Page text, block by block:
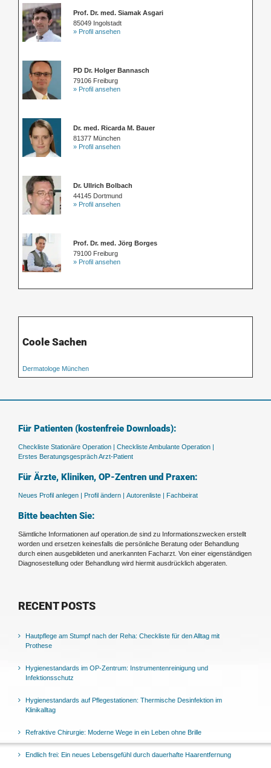
Prof. Dr. med. Siamak Asgari
85049 Ingolstadt
» Profil ansehen
PD Dr. Holger Bannasch
79106 Freiburg
» Profil ansehen
Dr. med. Ricarda M. Bauer
81377 München
» Profil ansehen
Dr. Ullrich Bolbach
44145 Dortmund
» Profil ansehen
Prof. Dr. med. Jörg Borges
79100 Freiburg
» Profil ansehen
Coole Sachen
Dermatologe München
Für Patienten (kostenfreie Downloads):
Checkliste Stationäre Operation | Checkliste Ambulante Operation |
Erstes Beratungsgespräch Arzt-Patient
Für Ärzte, Kliniken, OP-Zentren und Praxen:
Neues Profil anlegen | Profil ändern | Autorenliste | Fachbeirat
Bitte beachten Sie:
Sämtliche Informationen auf operation.de sind zu Informationszwecken erstellt
worden und ersetzen keinesfalls die persönliche Beratung oder Behandlung
durch einen ausgebildeten und anerkannten Facharzt. Von einer eigenständigen
Diagnosestellung oder Behandlung wird hiermit ausdrücklich abgeraten.
RECENT POSTS
Hautpflege am Stumpf nach der Reha: Checkliste für den Alltag mit
Prothese
Hygienestandards im OP-Zentrum: Instrumentenreinigung und
Infektionsschutz
Hygienestandards auf Pflegestationen: Thermische Desinfektion im
Klinikalltag
Refraktive Chirurgie: Moderne Wege in ein Leben ohne Brille
Endlich frei: Ein neues Lebensgefühl durch dauerhafte Haarentfernung